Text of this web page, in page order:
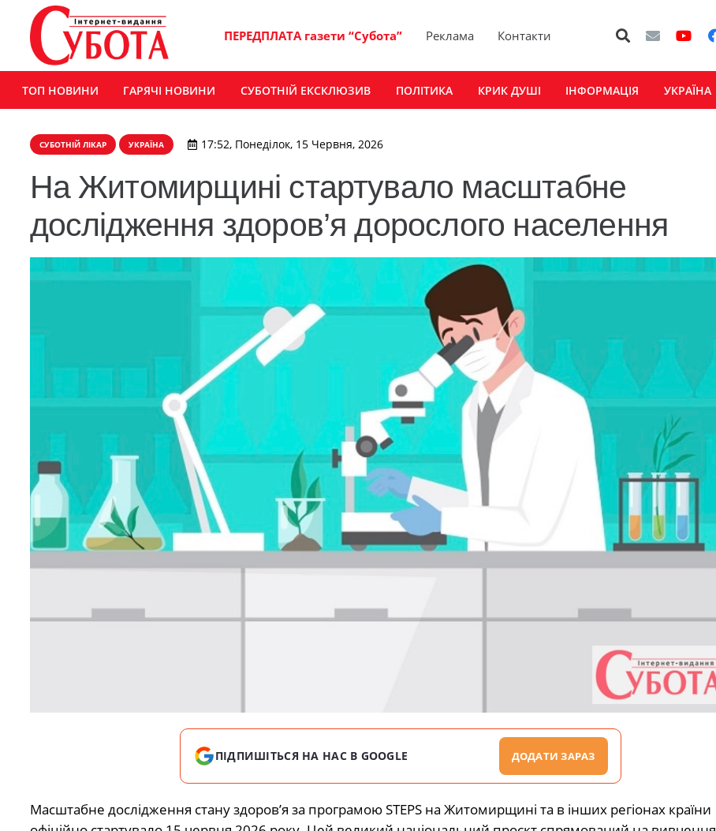
ПЕРЕДПЛАТА газети “Субота” Реклама Контакти
ТОП НОВИНИ ГАРЯЧІ НОВИНИ СУБОТНІЙ ЕКСКЛЮЗИВ ПОЛІТИКА КРИК ДУШІ ІНФОРМАЦІЯ УКРАЇНА
СУБОТНІЙ ЛІКАР УКРАЇНА 17:52, Понеділок, 15 Червня, 2026
На Житомирщині стартувало масштабне
дослідження здоров’я дорослого населення
ПІДПИШІТЬСЯ НА НАС В GOOGLE ДОДАТИ ЗАРАЗ
Масштабне дослідження стану здоров’я за програмою STEPS на Житомирщині та в інших регіонах країни